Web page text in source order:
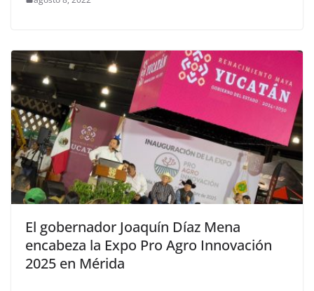
El gobernador Joaquín Díaz Mena
encabeza la Expo Pro Agro Innovación
2025 en Mérida